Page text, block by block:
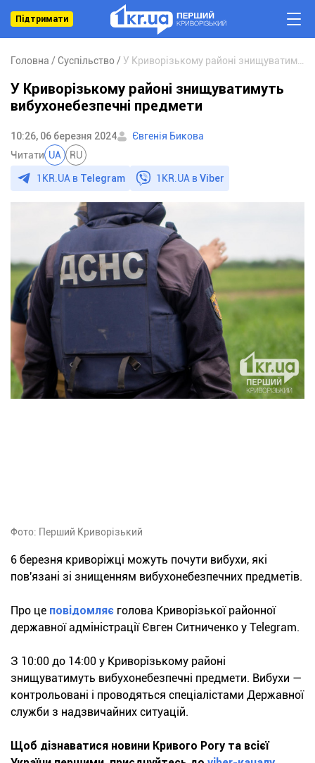
Підтримати
Головна Суспільство
У Криворізькому районі знищуватимуть
вибухонебезпечні предмети
10:26, 06 березня 2024
Євгенія Бикова
Читати UA RU
1KR.UA в Telegram 1KR.UA вViber
Фото: Перший Криворізький
6 березня криворіжці можуть почути вибухи, які
пов'язані зі знищенням вибухонебезпечних предметів.
Про це повідомляє голова Криворізької районної
державної адміністрації Євген Ситниченко у Telegram.
З 10:00 до 14:00 у Криворізькому районі
знищуватимуть вибухонебезпечні предмети. Вибухи —
контрольовані і проводяться спеціалістами Державної
служби з надзвичайних ситуацій.
Щоб дізнаватися новини Кривого Рогу та всієї